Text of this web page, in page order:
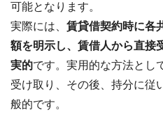
可能となります。
実際には、 賃貸借契約時に各
額を明示し、賃借人から直接
実的です。実用的な方法とし
受け取り、その後、持分に従
般的です。